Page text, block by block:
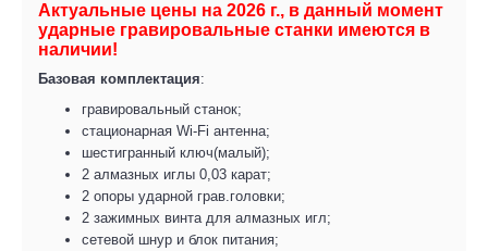
Актуальные цены на 2026 г., в данный момент
ударные гравировальные станки имеются в
наличии!
Базовая комплектация:
гравировальный станок;
стационарная Wi-Fi антенна;
шестигранный ключ(малый);
2 алмазных иглы 0,03 карат;
2 опоры ударной грав.головки;
2 зажимных винта для алмазных игл;
сетевой шнур и блок питания;